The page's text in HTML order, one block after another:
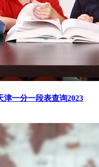
一分一段表查询2023